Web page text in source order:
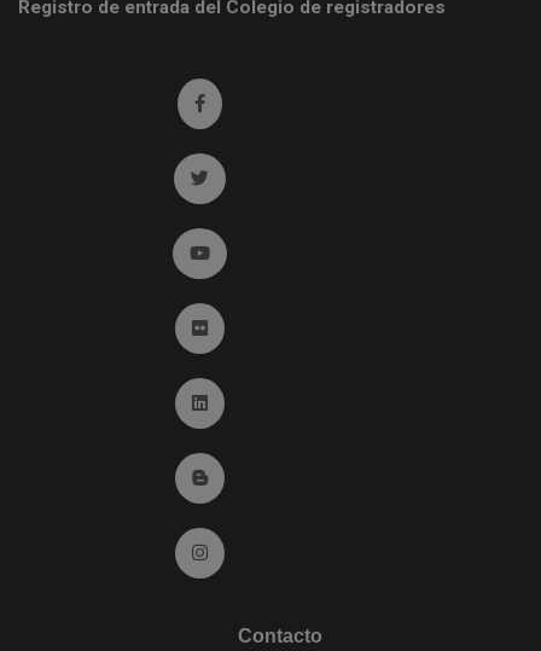
Registro de entrada del Colegio de registradores
Ir a facebook (abre en ventana nueva)
Ir a twitter (abre en ventana nueva)
Ir a YouTube (abre en ventana nueva)
Ir a Flickr (abre en ventana nueva)
Ir a Linkedin (abre en ventana nueva)
Ir al Blog (abre en ventana nueva)
Ir a Instagram (abre en ventana nueva)
Contacto